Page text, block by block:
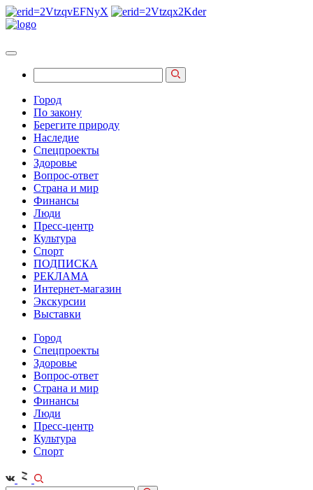
Город
По закону
Берегите природу
Наследие
Спецпроекты
Здоровье
Вопрос-ответ
Страна и мир
Финансы
Люди
Пресс-центр
Культура
Спорт
ПОДПИСКА
РЕКЛАМА
Интернет-магазин
Экскурсии
Выставки
Город
Спецпроекты
Здоровье
Вопрос-ответ
Страна и мир
Финансы
Люди
Пресс-центр
Культура
Спорт